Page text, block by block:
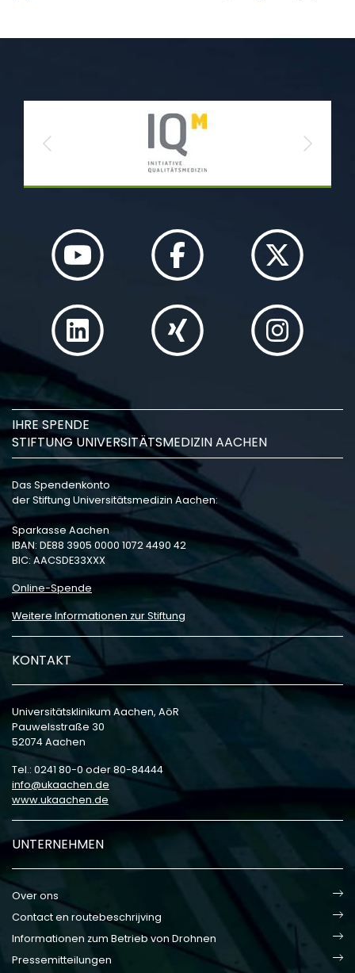
Previous Next
IHRE SPENDE
STIFTUNG UNIVERSITÄTSMEDIZIN AACHEN
Das Spendenkonto
der Stiftung Universitätsmedizin Aachen:
Sparkasse Aachen
IBAN: DE88 3905 0000 1072 4490 42
BIC: AACSDE33XXX
Online-Spende
Weitere Informationen zur Stiftung
KONTAKT
Universitätsklinikum Aachen, AöR
Pauwelsstraße 30
52074 Aachen
Tel.: 0241 80-0 oder 80-84444
info
ukaachen de
www.ukaachen.de
UNTERNEHMEN
Over ons
Contact en routebeschrijving
Informationen zum Betrieb von Drohnen
Pressemitteilungen